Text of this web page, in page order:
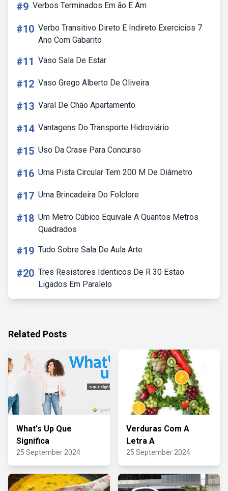
#9 Verbos Terminados Em ão E Am
#10 Verbo Transitivo Direto E Indireto Exercicios 7
Ano Com Gabarito
#11 Vaso Sala De Estar
#12 Vaso Grego Alberto De Oliveira
#13 Varal De Chão Apartamento
#14 Vantagens Do Transporte Hidroviário
#15 Uso Da Crase Para Concurso
#16 Uma Pista Circular Tem 200 M De Diâmetro
#17 Uma Brincadeira Do Folclore
#18 Um Metro Cúbico Equivale A Quantos Metros
Quadrados
#19 Tudo Sobre Sala De Aula Arte
#20 Tres Resistores Identicos De R 30 Estao
Ligados Em Paralelo
Related Posts
What's Up Que
Significa
25 September 2024
Verduras Com A
Letra A
25 September 2024